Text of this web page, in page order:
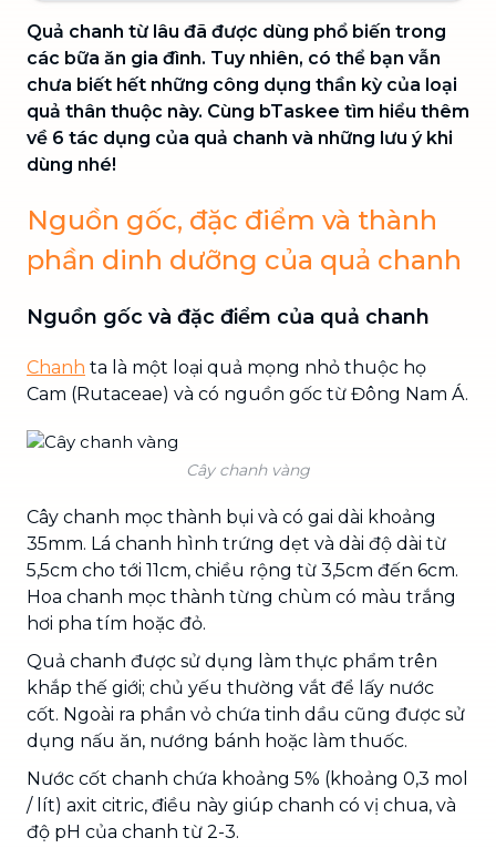
Quả chanh từ lâu đã được dùng phổ biến trong
các bữa ăn gia đình. Tuy nhiên, có thể bạn vẫn
chưa biết hết những công dụng thần kỳ của loại
quả thân thuộc này. Cùng bTaskee tìm hiểu thêm
về 6 tác dụng của quả chanh và những lưu ý khi
dùng nhé!
Nguồn gốc, đặc điểm và thành
phần dinh dưỡng của quả chanh
Nguồn gốc và đặc điểm của quả chanh
Chanh ta là một loại quả mọng nhỏ thuộc họ
Cam (Rutaceae) và có nguồn gốc từ Đông Nam Á.
Cây chanh vàng
Cây chanh mọc thành bụi và có gai dài khoảng
35mm. Lá chanh hình trứng dẹt và dài độ dài từ
5,5cm cho tới 11cm, chiều rộng từ 3,5cm đến 6cm.
Hoa chanh mọc thành từng chùm có màu trắng
hơi pha tím hoặc đỏ.
Quả chanh được sử dụng làm thực phẩm trên
khắp thế giới; chủ yếu thường vắt để lấy nước
cốt. Ngoài ra phần vỏ chứa tinh dầu cũng được sử
dụng nấu ăn, nướng bánh hoặc làm thuốc.
Nước cốt chanh chứa khoảng 5% (khoảng 0,3 mol
/ lít) axit citric, điều này giúp chanh có vị chua, và
độ pH của chanh từ 2-3.